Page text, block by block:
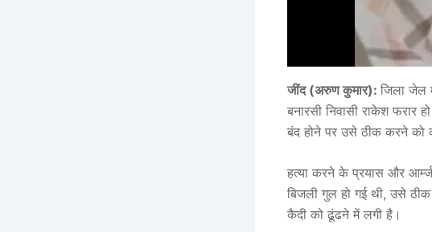
जींद (अरुण कुमार): जिला जेल
बनारसी निवासी राकेश
बंद होने पर उसे ठीक करने को
हत्या करने के प्रयास और
बिजली गुल हो गई थी, उसे
कैदी को ढूंढने में लगी है।